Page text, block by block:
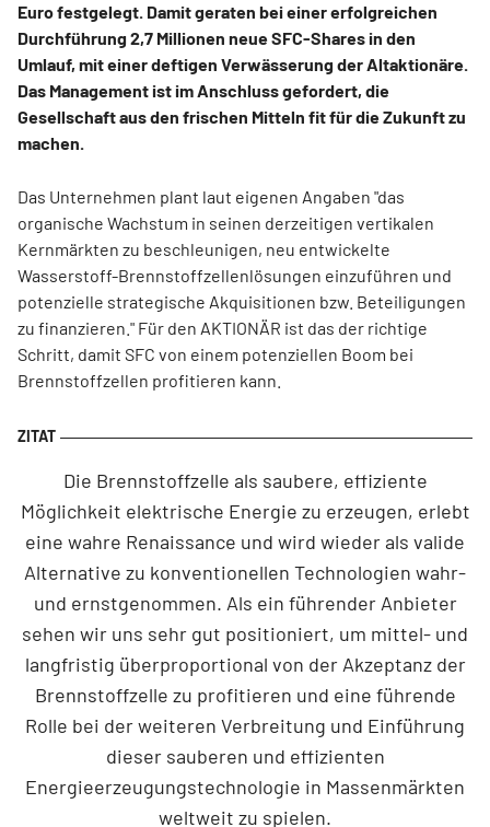
Euro festgelegt. Damit geraten bei einer erfolgreichen
Durchführung 2,7 Millionen neue SFC-Shares in den
Umlauf, mit einer deftigen Verwässerung der Altaktionäre.
Das Management ist im Anschluss gefordert, die
Gesellschaft aus den frischen Mitteln fit für die Zukunft zu
machen.
Das Unternehmen plant laut eigenen Angaben "das
organische Wachstum in seinen derzeitigen vertikalen
Kernmärkten zu beschleunigen, neu entwickelte
Wasserstoff-Brennstoffzellenlösungen einzuführen und
potenzielle strategische Akquisitionen bzw. Beteiligungen
zu finanzieren." Für den AKTIONÄR ist das der richtige
Schritt, damit SFC von einem potenziellen Boom bei
Brennstoffzellen profitieren kann.
Die Brennstoffzelle als saubere, effiziente
Möglichkeit elektrische Energie zu erzeugen, erlebt
eine wahre Renaissance und wird wieder als valide
Alternative zu konventionellen Technologien wahr-
und ernstgenommen. Als ein führender Anbieter
sehen wir uns sehr gut positioniert, um mittel- und
langfristig überproportional von der Akzeptanz der
Brennstoffzelle zu profitieren und eine führende
Rolle bei der weiteren Verbreitung und Einführung
dieser sauberen und effizienten
Energieerzeugungstechnologie in Massenmärkten
weltweit zu spielen.